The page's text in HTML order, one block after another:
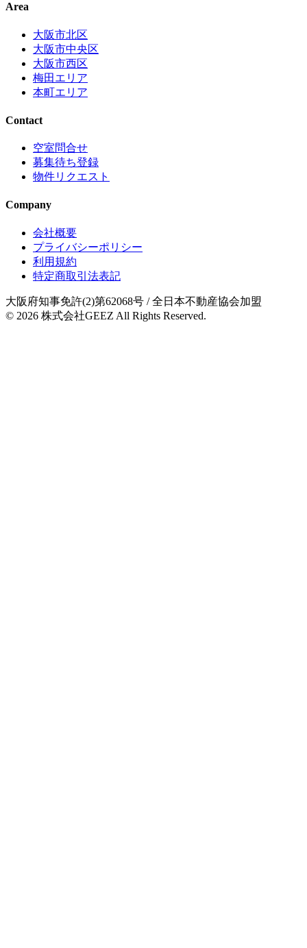
Area
大阪市北区
大阪市中央区
大阪市西区
梅田エリア
本町エリア
Contact
空室問合せ
募集待ち登録
物件リクエスト
Company
会社概要
プライバシーポリシー
利用規約
特定商取引法表記
大阪府知事免許(2)第62068号 / 全日本不動産協会加盟
© 2026 株式会社GEEZ All Rights Reserved.